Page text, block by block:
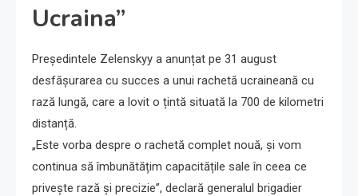
Ucraina”
Președintele Zelenskyy a anunțat pe 31 august
desfășurarea cu succes a unui rachetă ucraineană cu
rază lungă, care a lovit o țintă situată la 700 de kilometri
distanță.
„Este vorba despre o rachetă complet nouă, și vom
continua să îmbunătățim capacitățile sale în ceea ce
privește rază și precizie”, declară generalul brigadier